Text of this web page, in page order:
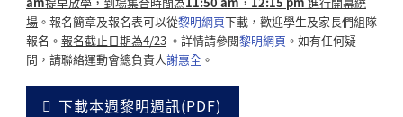
場。報名簡章及報名表可以從黎明網頁下載，歡迎學生及家長們組隊
報名。 報名截止日期為4/23。詳情請參閱黎明網頁 。如有任何疑
問，請聯絡運動會總負責人謝惠全。
下載本週黎明週訊(PDF)